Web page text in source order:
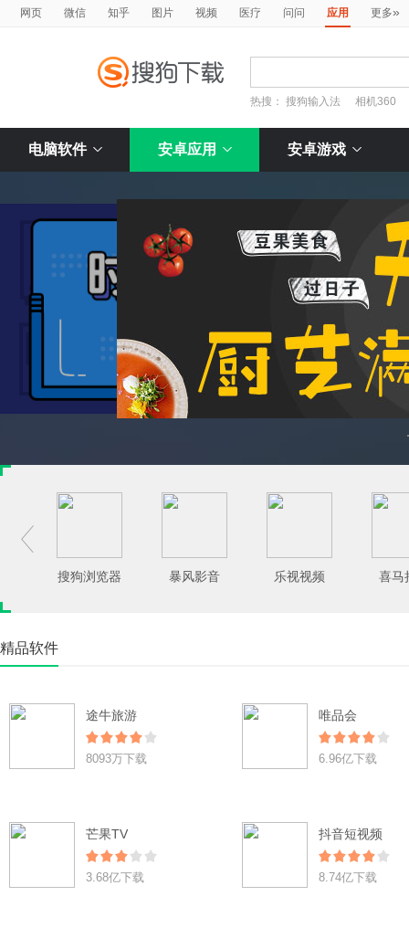
网页 微信 知乎 图片 视频 医疗 问问 应用 更多»
热搜： 搜狗输入法 相机360
电脑软件 安卓应用 安卓游戏
搜狗浏览器 暴风影音 乐视视频 喜马

精品软件
途牛旅游
8093万下载
唯品会
6.96亿下载
芒果TV
3.68亿下载
抖音短视频
8.74亿下载